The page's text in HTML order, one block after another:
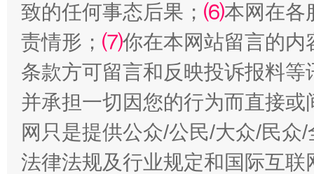
阿坝州三大球赛在茂县开幕 规模
致的任何事态后果； ⑹本网在各
责情形； ⑺你在本网站留言的内
条款方可留言和反映投诉报料
并承担一切因您的行为而直接
网只是提供公众/公民/大众/民
法律法规及行业规定和国际互